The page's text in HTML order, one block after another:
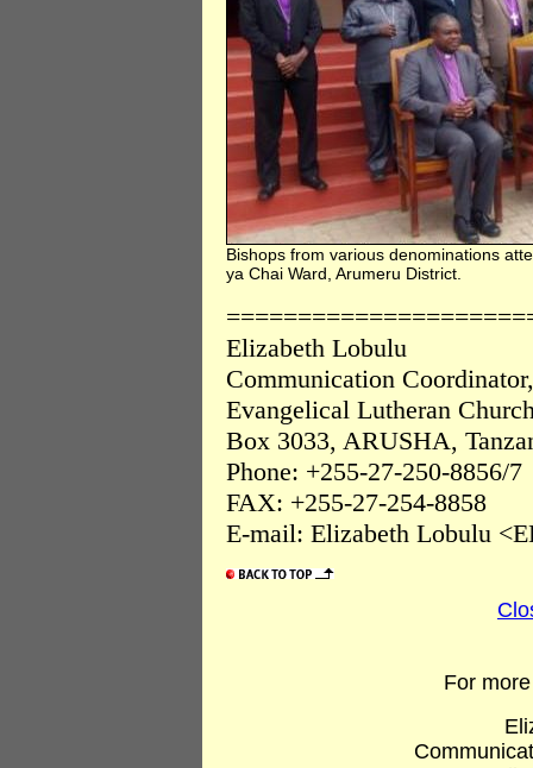
Bishops from various denominations
ya Chai Ward, Arumeru District.
Elizabeth Lobulu
Communication Coordinator,
Evangelical Lutheran
Box 3033, ARUSHA,
Phone: +255-27-250-8856/7
FAX: +255-27-254-8858
E-mail: Elizabeth Lobulu
For